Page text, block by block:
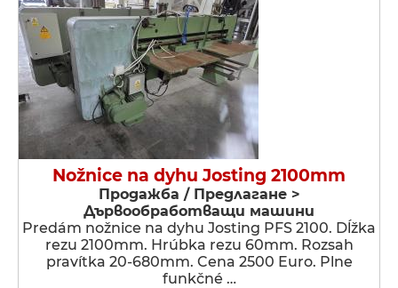
Nožnice na dyhu Josting 2100mm
Продажба / Предлагане >
Дървообработващи машини
Predám nožnice na dyhu Josting PFS 2100. Dĺžka
rezu 2100mm. Hrúbka rezu 60mm. Rozsah
pravítka 20-680mm. Cena 2500 Euro. Plne
funkčné …